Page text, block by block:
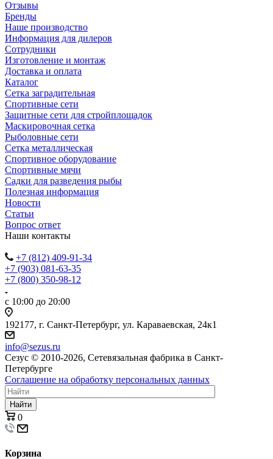
Отзывы
Бренды
Наше производство
Информация для дилеров
Сотрудники
Изготовление и монтаж
Доставка и оплата
Каталог
Сетка заградительная
Спортивные сети
Защитные сети для стройплощадок
Маскировочная сетка
Рыболовные сети
Сетка металлическая
Спортивное оборудование
Спортивные мячи
Садки для разведения рыбы
Полезная информация
Новости
Статьи
Вопрос ответ
Наши контакты
+7 (812) 409-91-34
+7 (903) 081-63-35
+7 (800) 350-98-12
с 10:00 до 20:00
192177, г. Санкт-Петербург, ул. Караваевская, 24к1
info@sezus.ru
Сезус © 2010-2026, Сетевязальная фабрика в Санкт-
Петербурге
Соглашение на обработку персональных данных
Найти
0
Корзина